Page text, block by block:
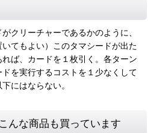
クリーチャーであるかのように、
てもよい）このタマシードが出た
ば、カードを１枚引く。各ターン
を実行するコストを１少なくして
にはならない。
んな商品も買っています